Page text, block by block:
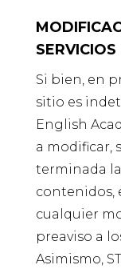
SERVICIOS
Si bien, en
sitio es
English
a modificar,
terminada
contenidos,
cualquier
preaviso a
Asimismo,